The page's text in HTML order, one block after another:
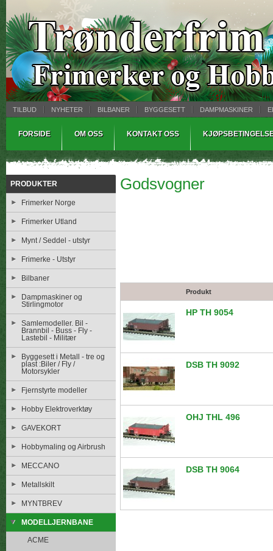
TILBUD NYHETER BILBANER BYGGESETT DAMPMASKINER
FORSIDE OM OSS KONTAKT OSS
PRODUKTER
Frimerker Norge
Frimerker Utland
Mynt / Seddel - utstyr
Frimerke - Utstyr
Bilbaner
Dampmaskiner og
Stirlingmotor
Samlemodeller. Bil -
Brannbil - Buss - Fly -
Lastebil - Militær
Byggesett i Metall - tre og
plast :Biler / Fly /
Motorsykler
Fjernstyrte modeller
Hobby Elektroverktøy
GAVEKORT
Hobbymaling og Airbrush
MECCANO
Metallskilt
MYNTBREV
MODELLJERNBANE
ACME
Godsvogner
Produkt
HP TH 9054
DSB TH 9092
OHJ THL 496
DSB TH 9064